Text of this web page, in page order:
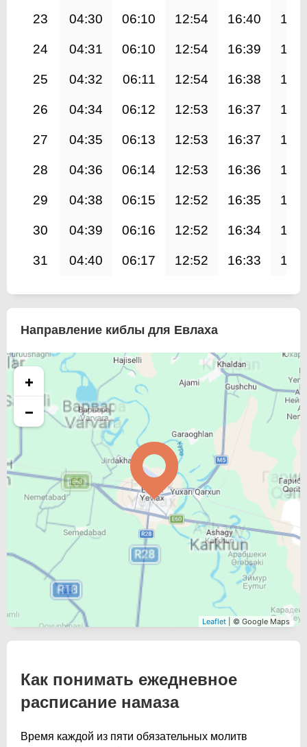
23 04:30 06:10 12:54 16:40
24 04:31 06:10 12:54 16:39
25 04:32 06:11 12:54 16:38
26 04:34 06:12 12:53 16:37
27 04:35 06:13 12:53 16:37
28 04:36 06:14 12:53 16:36
29 04:38 06:15 12:52 16:35
30 04:39 06:16 12:52 16:34
31 04:40 06:17 12:52 16:33
Направление киблы для Евлаха
+
−
Leaflet | © Google Maps
Как понимать ежедневное
расписание намаза
Время каждой из пяти обязательных молитв